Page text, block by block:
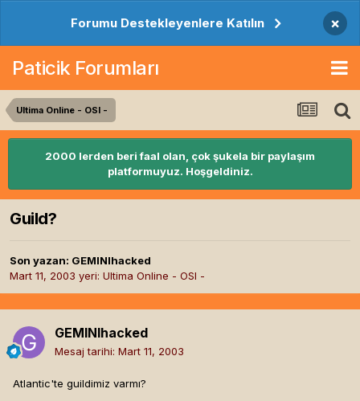
Forumu Destekleyenlere Katılın ×
Paticik Forumları
Ultima Online - OSI -
2000 lerden beri faal olan, çok şukela bir paylaşım
platformuyuz. Hoşgeldiniz.
Guild?
Son yazan: GEMINIhacked
Mart 11, 2003 yeri: Ultima Online - OSI -
GEMINIhacked
Mesaj tarihi: Mart 11, 2003
Atlantic'te guildimiz varmı?